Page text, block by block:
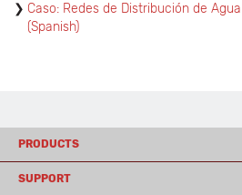
Caso: Redes de Distribución de
(Spanish)
PRODUCTS
SUPPORT